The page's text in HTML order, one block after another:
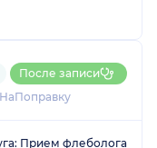
После записи
Прием флеболога